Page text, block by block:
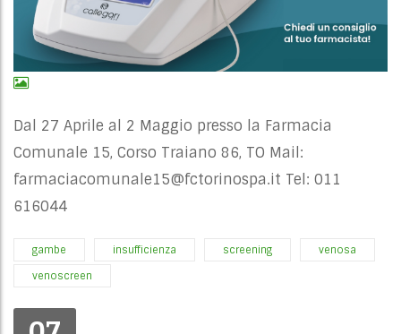
Dal 27 Aprile al 2 Maggio presso la Farmacia
Comunale 15, Corso Traiano 86, TO Mail:
farmaciacomunale15@fctorinospa.it Tel: 011
616044
gambe insufficienza screening venosa
venoscreen